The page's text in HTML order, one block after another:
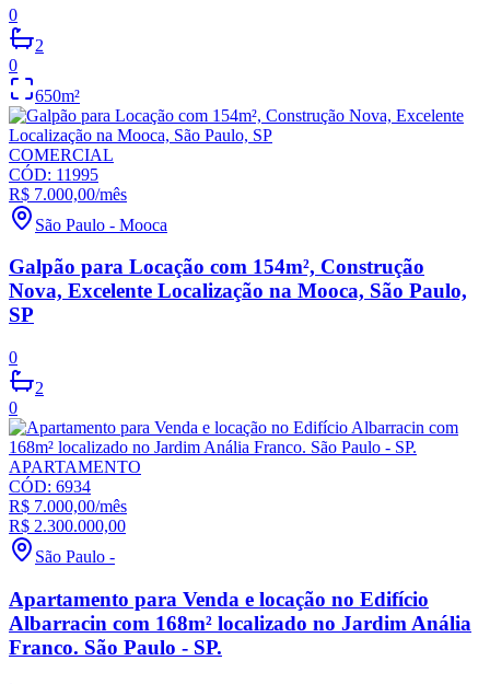
0
2
0
650m²
COMERCIAL
CÓD: 11995
R$ 7.000,00/mês
São Paulo - Mooca
Galpão para Locação com 154m², Construção
Nova, Excelente Localização na Mooca, São Paulo,
SP
0
2
0
APARTAMENTO
CÓD: 6934
R$ 7.000,00/mês
R$ 2.300.000,00
São Paulo -
Apartamento para Venda e locação no Edifício
Albarracin com 168m² localizado no Jardim Anália
Franco. São Paulo - SP.